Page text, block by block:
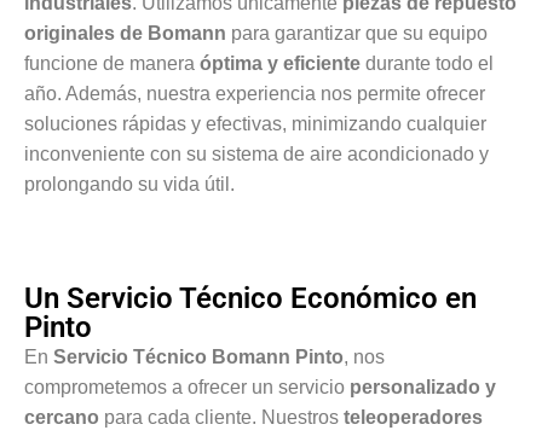
originales de Bomann para garantizar que su equipo
funcione de manera óptima y eficiente durante todo el
año. Además, nuestra experiencia nos permite ofrecer
soluciones rápidas y efectivas, minimizando cualquier
inconveniente con su sistema de aire acondicionado y
prolongando su vida útil.
Un Servicio Técnico Económico en
Pinto
En Servicio Técnico Bomann Pinto, nos
comprometemos a ofrecer un servicio personalizado y
cercano para cada cliente. Nuestros teleoperadores